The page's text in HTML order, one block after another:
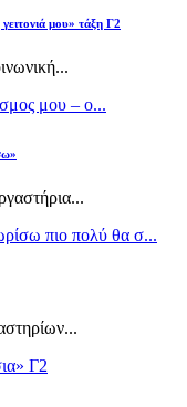
μου» τάξη Γ2
μου – ο...
πιο πολύ θα σ...
Γ2